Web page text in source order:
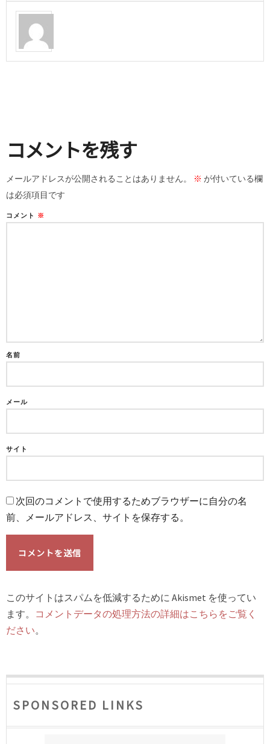
コメントを残す
メールアドレスが公開されることはありません。 ※ が付いている欄
は必須項目です
コメント ※
名前
メール
サイト
次回のコメントで使用するためブラウザーに自分の名
前、メールアドレス、サイトを保存する。
このサイトはスパムを低減するために Akismet を使ってい
ます。 コメントデータの処理方法の詳細はこちらをご覧く
ださい。
SPONSORED LINKS